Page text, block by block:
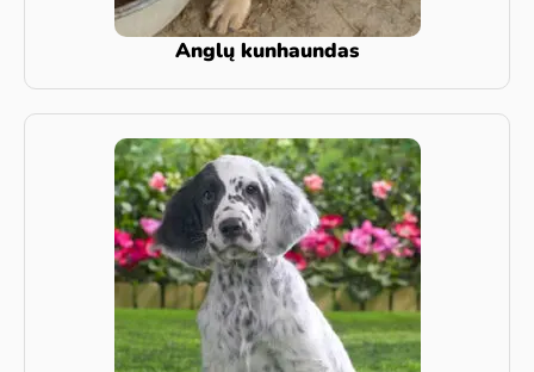
Anglų kunhaundas